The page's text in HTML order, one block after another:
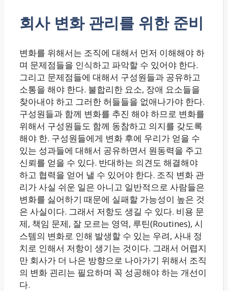
회사 변화 관리를 위한 준비
변화를 위해서는 조직에 대해서 먼저 이해해야 하
며 문제점들을 인식하고 파악할 수 있어야 한다.
그리고 문제점들에 대해서 구성원들과 공유하고
소통을 해야 한다. 불합리한 요소, 장애 요소들을
찾아내야 하고 그러한 허들들을 없애나가야 한다.
구성원들과 함께 변화를 추진 해야 하므로 변화를
위해서 구성원들도 함께 동참하고 의지를 갖도록
해야 한. 구성원들에게 변화 후에 우리가 얻을 수
있는 성과들에 대해서 공유하면서 원동력을 주고
신뢰를 얻을 수 있다. 반대하는 의견도 해결해야
하고 협력을 얻어 낼 수 있어야 한다. 조직 변화 관
리가 사실 쉬운 일은 아니고 일반적으로 사람들은
변화를 싫어하기 때문에 실패할 가능성이 높은 것
은 사실이다. 그래서 저항도 생길 수 있다. 비용 문
제, 책임 문제, 잘 모르는 영역, 루틴(Routines), 시
스템의 변화로 인해 발생할 수 있는 우려, 사내 정
치로 인해서 저항이 생기는 것이다. 그래서 어렵지
만 회사가 더 나은 방향으로 나아가기 위해서 조직
의 변화 괸리는 필요하며 꼭 성공해야 하는 개선이
다.